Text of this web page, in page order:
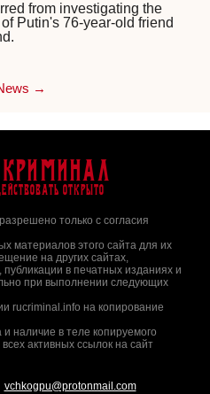
from investigating the
Putin's 76-year-old friend
→
Криминал
открыто
только с согласия
материалов этого сайта для их
на других сайтах,
в печатных изданиях и
при выполнении следующих
rucriminal.info на копирование
наличие в теле копируемого
активных ссылок на сайт
vchkogpu@protonmail.com